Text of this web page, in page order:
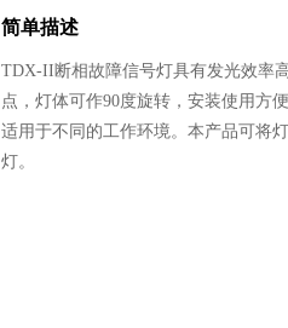
简单描述
TDX-II断相故障信号灯具有发光效率
点，灯体可作90度旋转，安装使用方
适用于不同的工作环境。本产品可将
灯。